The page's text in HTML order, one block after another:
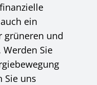
ein
grüneren und
Sie
Sie uns